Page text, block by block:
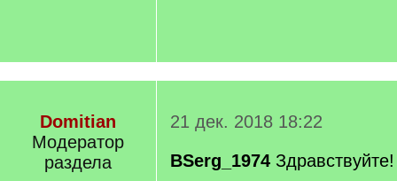
Domitian
Модератор
раздела
21 дек. 2018 18:22
BSerg_1974 Здравствуйте!